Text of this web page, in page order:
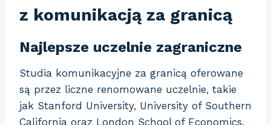
z komunikacją za granicą
Najlepsze uczelnie zagraniczne
Studia komunikacyjne za granicą oferowane
są przez liczne renomowane uczelnie, takie
jak Stanford University, University of Southern
California oraz London School of Economics.